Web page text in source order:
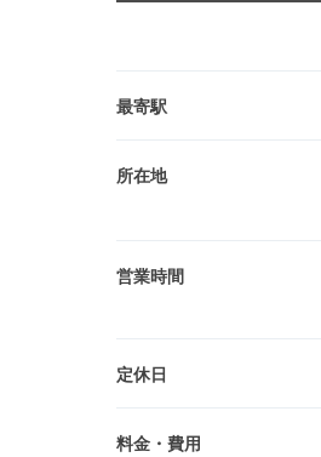
最寄駅
所在地
営業時間
定休日
料金・費用